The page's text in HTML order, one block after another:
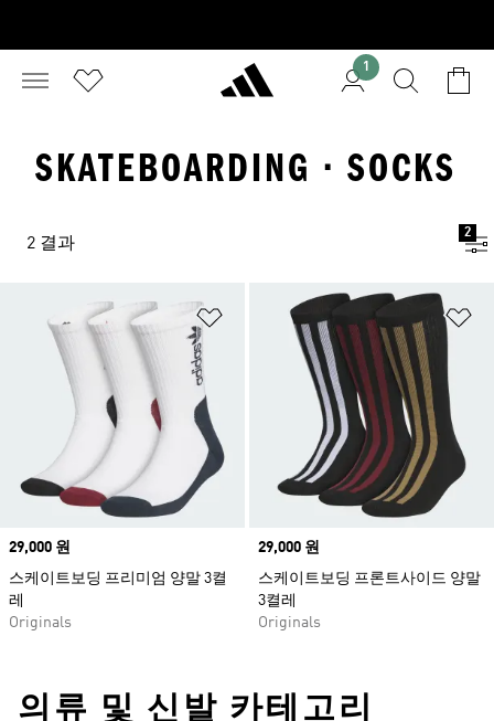
1
SKATEBOARDING · SOCKS
2 결과
2
위시리스트 담기
Price
29,000 원
스케이트보딩 프리미엄 양말 3켤
레
Originals
Price
29,000 원
스케이트보딩 프론트사이드 양말
3켤레
Originals
의류 및 신발 카테고리